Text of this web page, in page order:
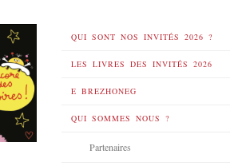
QUI SONT NOS INVITÉS 2026 ?
LES LIVRES DES INVITÉS 2026
E BREZHONEG
QUI SOMMES NOUS ?
Partenaires